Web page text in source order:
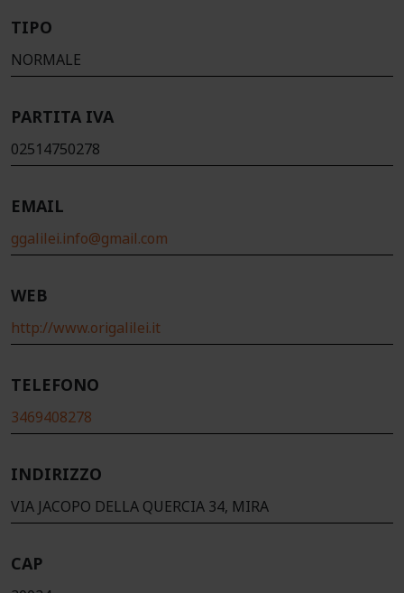
TIPO
NORMALE
PARTITA IVA
02514750278
EMAIL
ggalilei.info@gmail.com
WEB
http://www.origalilei.it
TELEFONO
3469408278
INDIRIZZO
VIA JACOPO DELLA QUERCIA 34, MIRA
CAP